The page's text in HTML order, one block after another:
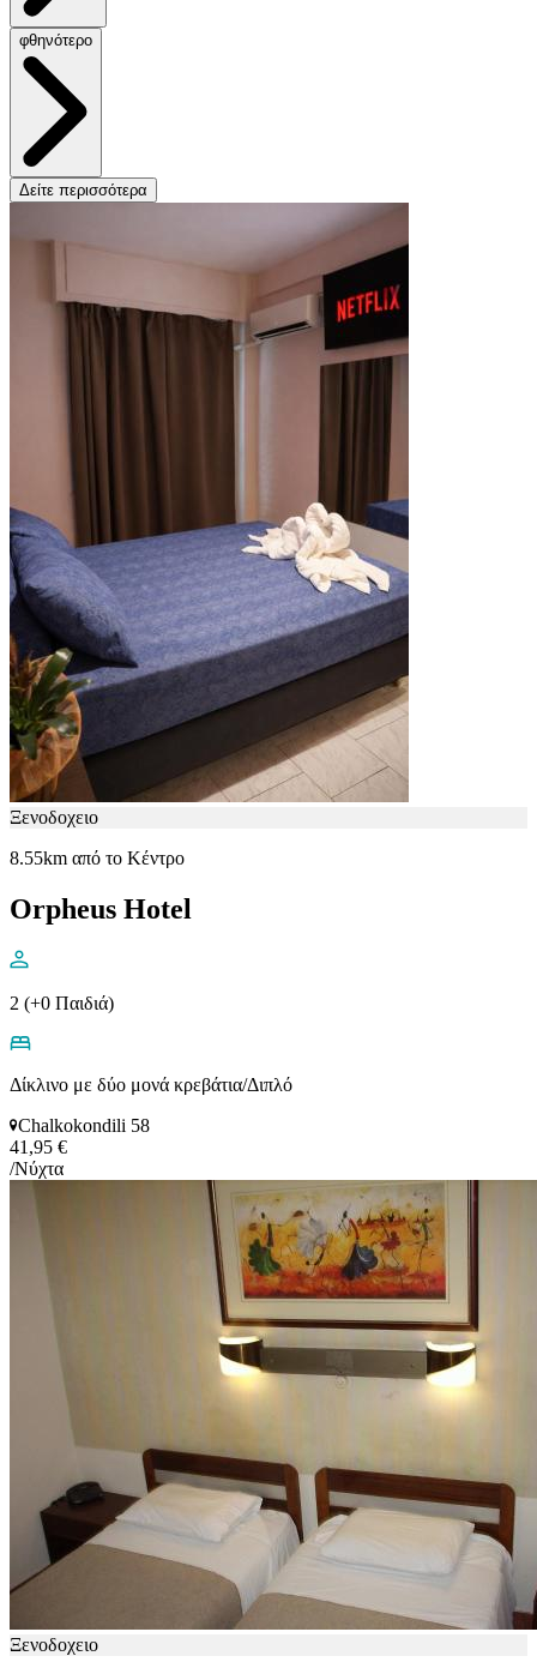
φθηνότερο
Δείτε περισσότερα
Ξενοδοχειο
8.55km από το Κέντρο
Orpheus Hotel
2 (+0 Παιδιά)
Δίκλινο με δύο μονά κρεβάτια/Διπλό
Chalkokondili 58
41,95 €
/Νύχτα
Ξενοδοχειο